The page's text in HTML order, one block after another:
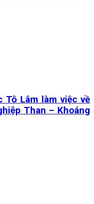
Lâm làm việc về
Than – Khoáng